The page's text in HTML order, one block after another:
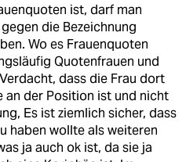
ist, darf man
die Bezeichnung
Wo es Frauenquoten
Quotenfrauen und
dass die Frau dort
an der Position ist und nicht
Es ist ziemlich sicher, dass
haben wollte als weiteren
ja auch ok ist, da sie ja